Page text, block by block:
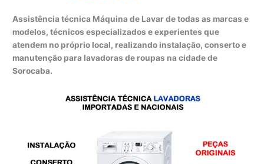
Assistência técnica Máquina de Lavar de todas as marcas e
modelos, técnicos especializados e experientes que
atendem no próprio local, realizando instalação, conserto e
manutenção para lavadoras de roupas na cidade de
Sorocaba.